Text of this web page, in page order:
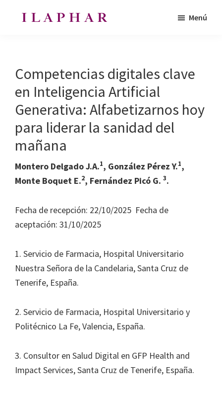
la
OFIL
Organización
de
Farmacéuticos
|
Ibero-
latinoamericanos
|
Ibero
American
Journal
Health
System
Pharmacy
Menú
Competencias digitales clave
en Inteligencia Artificial
Generativa: Alfabetizarnos hoy
para liderar la sanidad del
mañana
Montero Delgado J.A.1, González Pérez Y.1,
Monte Boquet E.2, Fernández Picó G. 3.
Fecha de recepción: 22/10/2025 Fecha de
aceptación: 31/10/2025
1. Servicio de Farmacia, Hospital Universitario
Nuestra Señora de la Candelaria, Santa Cruz de
Tenerife, España.
2. Servicio de Farmacia, Hospital Universitario y
Politécnico La Fe, Valencia, España.
3. Consultor en Salud Digital en GFP Health and
Impact Services, Santa Cruz de Tenerife, España.